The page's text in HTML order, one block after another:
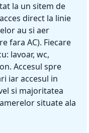
la un sitem de
direct la linie
au si aer
fara AC). Fiecare
lavoar, wc,
Accesul spre
iar accesul in
si majoritatea
situate ala